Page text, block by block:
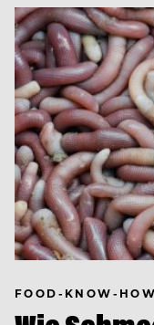
FOOD-KNOW-HOW